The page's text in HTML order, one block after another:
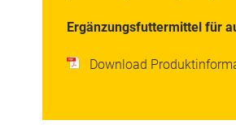
Ergänzungsfuttermittel für
Download